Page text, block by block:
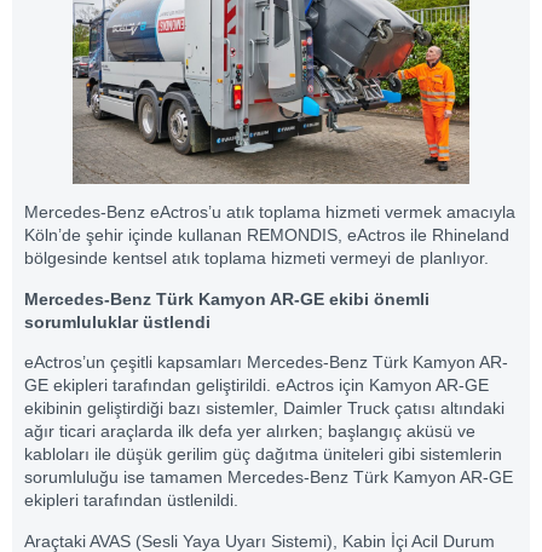
Mercedes-Benz eActros’u atık toplama hizmeti vermek amacıyla
Köln’de şehir içinde kullanan REMONDIS, eActros ile Rhineland
bölgesinde kentsel atık toplama hizmeti vermeyi de planlıyor.
Mercedes-Benz Türk Kamyon AR-GE ekibi önemli
sorumluluklar üstlendi
eActros’un çeşitli kapsamları Mercedes-Benz Türk Kamyon AR-
GE ekipleri tarafından geliştirildi. eActros için Kamyon AR-GE
ekibinin geliştirdiği bazı sistemler, Daimler Truck çatısı altındaki
ağır ticari araçlarda ilk defa yer alırken; başlangıç aküsü ve
kabloları ile düşük gerilim güç dağıtma üniteleri gibi sistemlerin
sorumluluğu ise tamamen Mercedes-Benz Türk Kamyon AR-GE
ekipleri tarafından üstlenildi.
Araçtaki AVAS (Sesli Yaya Uyarı Sistemi), Kabin İçi Acil Durum